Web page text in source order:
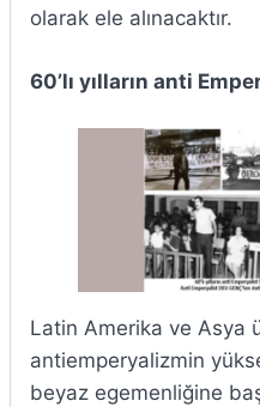
olarak ele alınacaktır.
60’lı yılların anti
Latin Amerika ve Asya
antiemperyalizmin
beyaz egemenliğine